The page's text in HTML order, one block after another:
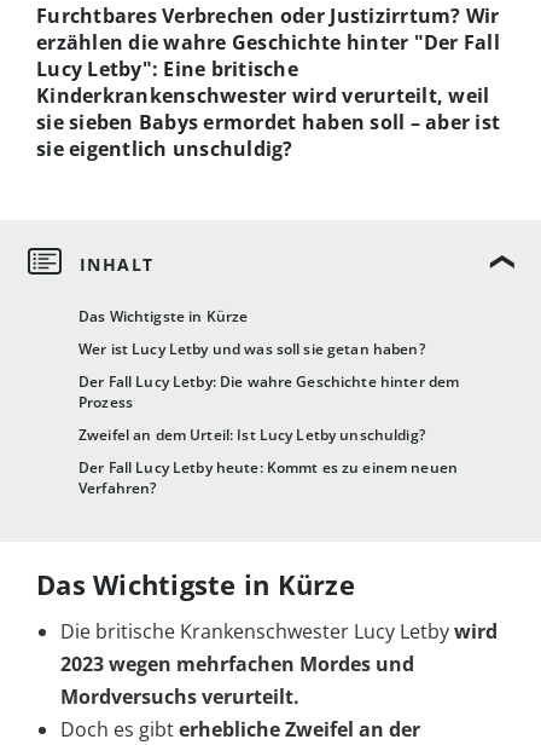
Das Wichtigste in Kürze
Wer ist Lucy Letby und was soll sie getan haben?
Der Fall Lucy Letby: Die wahre Geschichte hinter dem
Prozess
Zweifel an dem Urteil: Ist Lucy Letby unschuldig?
Der Fall Lucy Letby heute: Kommt es zu einem neuen
Verfahren?
Furchtbares Verbrechen oder Justizirrtum? Wir
erzählen die wahre Geschichte hinter "Der Fall
Lucy Letby": Eine britische
Kinderkrankenschwester wird verurteilt, weil
sie sieben Babys ermordet haben soll – aber ist
sie eigentlich unschuldig?
Das Wichtigste in Kürze
Die britische Krankenschwester Lucy Letbywird
2023 wegen mehrfachen Mordes und
Mordversuchs verurteilt.
Doch es gibterheblicheZweifel an der